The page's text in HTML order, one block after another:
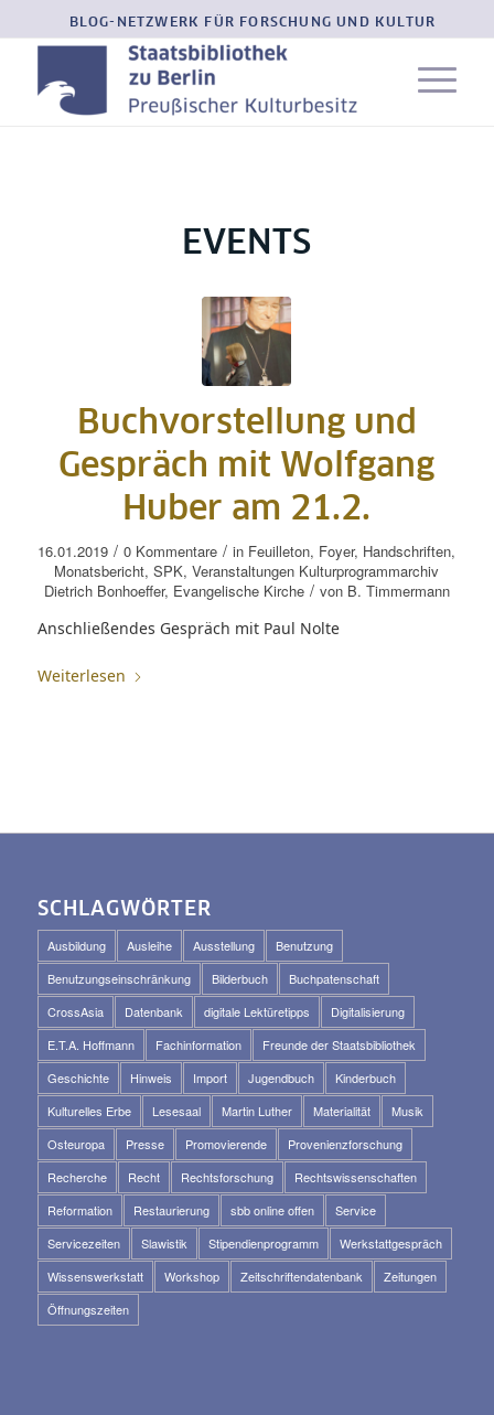
BLOG-NETZWERK FÜR FORSCHUNG UND KULTUR
EVENTS
Buchvorstellung und
Gespräch mit Wolfgang
Huber am 21.2.
16.01.2019 / 0 Kommentare / in Feuilleton, Foyer, Handschriften,
Monatsbericht,SPK,Veranstaltungen Kulturprogrammarchiv
Dietrich Bonhoeffer, Evangelische Kirche / von B. Timmermann
Anschließendes Gespräch mit Paul Nolte
Weiterlesen
SCHLAGWÖRTER
Ausbildung Ausleihe Ausstellung
Benutzung
Benutzungseinschränkung
Bilderbuch
Buchpatenschaft
CrossAsia
Datenbank digitale Lektüretipps
Digitalisierung
E.T.A. Hoffmann
Fachinformation
Freunde der Staatsbibliothek
Geschichte
Hinweis Import Jugendbuch
Kinderbuch
Kulturelles Erbe
Lesesaal Martin Luther Materialität
Musik
Osteuropa
Presse Promovierende
Provenienzforschung
Recherche
Recht Rechtsforschung
Rechtswissenschaften
Reformation
Restaurierung sbb online offen
Service
Servicezeiten
Slawistik Stipendienprogramm
Werkstattgespräch
Wissenswerkstatt
Workshop Zeitschriftendatenbank
Zeitungen
Öffnungszeiten